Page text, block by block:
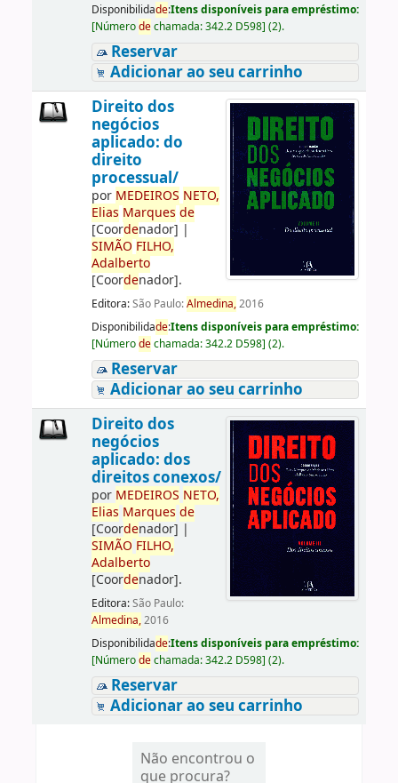
Disponibilidade:Itens disponíveis para empréstimo:
[Númerodechamada:342.2 D598] (2).
Reservar
Adicionar ao seu carrinho
Direito dos
negócios
aplicado: do
direito
processual/
por MEDEIROS NETO,
Elias Marques de
[Coordenador] |
SIMÃO FILHO,
Adalberto
[Coordenador].
Editora:São Paulo:Almedina,2016
Disponibilidade:Itens disponíveis para empréstimo:
[Númerodechamada:342.2 D598] (2).
Reservar
Adicionar ao seu carrinho
Direito dos
negócios
aplicado: dos
direitos conexos/
por MEDEIROS NETO,
Elias Marques de
[Coordenador] |
SIMÃO FILHO,
Adalberto
[Coordenador].
Editora:São Paulo:
Almedina,2016
Disponibilidade:Itens disponíveis para empréstimo:
[Númerodechamada:342.2 D598] (2).
Reservar
Adicionar ao seu carrinho
Não encontrou o
que procura?